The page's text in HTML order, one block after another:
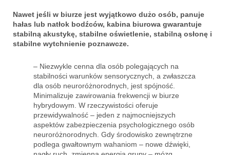
Nawet jeśli w biurze jest wyjątkowo dużo osób, panuje
hałas lub natłok bodźców, kabina biurowa gwarantuje
stabilną akustykę, stabilne oświetlenie, stabilną osłonę i
stabilne wytchnienie poznawcze.
– Niezwykle cenna dla osób polegających na
stabilności warunków sensorycznych, a zwłaszcza
dla osób neuroróżnorodnych, jest spójność.
Minimalizuje zawirowania frekwencji w biurze
hybrydowym. W rzeczywistości oferuje
przewidywalność – jeden z najmocniejszych
aspektów zabezpieczenia psychologicznego osób
neuroróżnorodnych. Gdy środowisko zewnętrzne
podlega gwałtownym wahaniom – nowe dźwięki,